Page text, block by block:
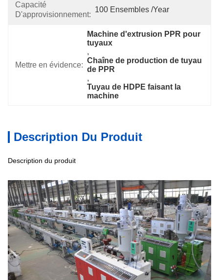
Capacité
D'approvisionnement:
100 Ensembles /year
Mettre en évidence:
Machine d'extrusion PPR pour
tuyaux
Chaîne de production de tuyau
de PPR
Tuyau de HDPE faisant la
machine
Description Du Produit
Description du produit